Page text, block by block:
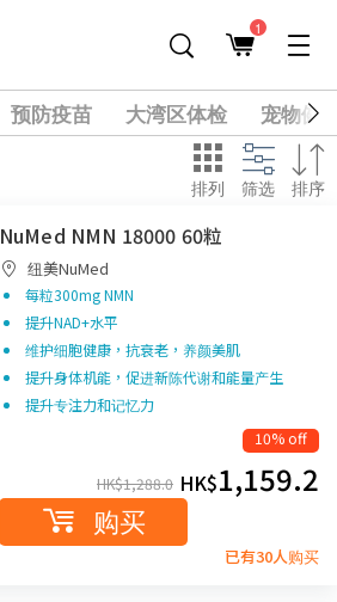
1
预防疫苗 大湾区体检
宠物健
排列 筛选 排序
NuMed NMN 18000 60粒
纽美NuMed
每粒300mg NMN
提升NAD+水平
维护细胞健康，抗衰老，养颜美肌
提升身体机能，促进新陈代谢和能量产生
提升专注力和记忆力
10% off
HK$1,288.0 HK$1,159.2
购买
已有30人购买